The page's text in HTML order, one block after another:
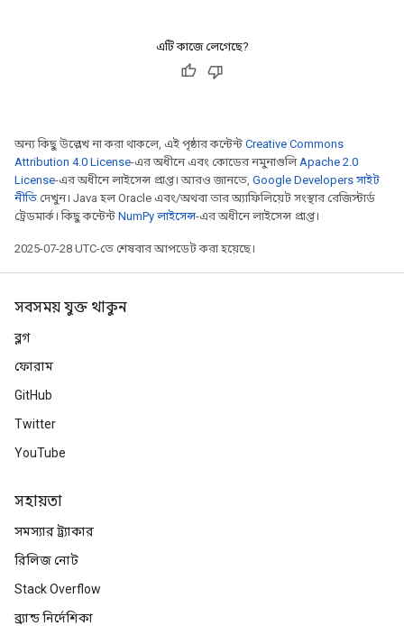
এটি কাজে লেগেছে?
অন্য কিছু উল্লেখ না করা থাকলে, এই পৃষ্ঠার কন্টেন্ট Creative Commons
Attribution 4.0 License-এর অধীনে এবং কোডের নমুনাগুলিApache 2.0
License-এর অধীনে লাইসেন্স প্রাপ্ত। আরও জানতে, Google Developers সাইট
নীতি দেখুন। Java হল Oracle এবং/অথবা তার অ্যাফিলিয়েট সংস্থার রেজিস্টার্ড
ট্রেডমার্ক। কিছু কন্টেন্ট NumPy লাইসেন্স-এর অধীনে লাইসেন্স প্রাপ্ত।
2025-07-28 UTC-তে শেষবার আপডেট করা হয়েছে।
সবসময় যুক্ত থাকুন
ব্লগ
ফোরাম
GitHub
Twitter
YouTube
সহায়তা
সমস্যার ট্র্যাকার
রিলিজ নোট
Stack Overflow
ব্র্যান্ড নির্দেশিকা